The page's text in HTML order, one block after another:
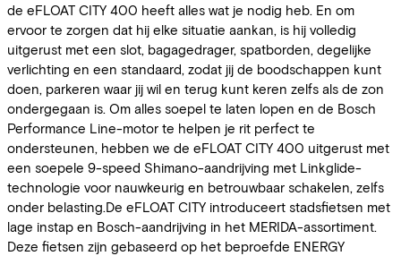
de eFLOAT CITY 400 heeft alles wat je nodig heb. En om
ervoor te zorgen dat hij elke situatie aankan, is hij volledig
uitgerust met een slot, bagagedrager, spatborden, degelijke
verlichting en een standaard, zodat jij de boodschappen kunt
doen, parkeren waar jij wil en terug kunt keren zelfs als de zon
ondergegaan is. Om alles soepel te laten lopen en de Bosch
Performance Line-motor te helpen je rit perfect te
ondersteunen, hebben we de eFLOAT CITY 400 uitgerust met
een soepele 9-speed Shimano-aandrijving met Linkglide-
technologie voor nauwkeurig en betrouwbaar schakelen, zelfs
onder belasting.De eFLOAT CITY introduceert stadsfietsen met
lage instap en Bosch-aandrijving in het MERIDA-assortiment.
Deze fietsen zijn gebaseerd op het beproefde ENERGY